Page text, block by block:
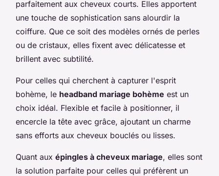
parfaitement aux cheveux courts. Elles apportent
une touche de sophistication sans alourdir la
coiffure. Que ce soit des modèles ornés de perles
ou de cristaux, elles fixent avec délicatesse et
brillent avec subtilité.
Pour celles qui cherchent à capturer l'esprit
bohème, le headband mariage bohème est un
choix idéal. Flexible et facile à positionner, il
encercle la tête avec grâce, ajoutant un charme
sans efforts aux cheveux bouclés ou lisses.
Quant aux épingles à cheveux mariage, elles sont
la solution parfaite pour celles qui préfèrent un